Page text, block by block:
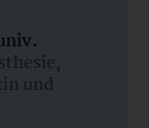
und